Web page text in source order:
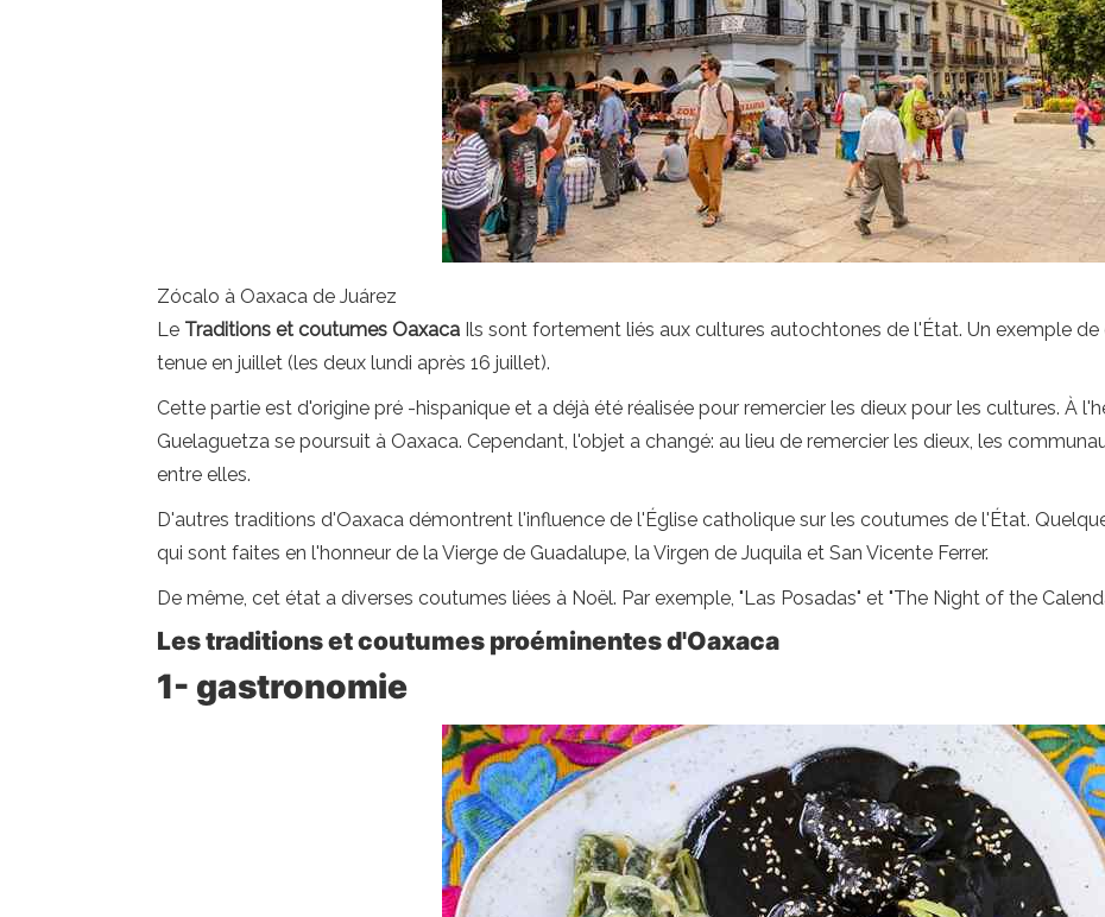
Zócalo à Oaxaca de Juárez
Le Traditions et coutumes Oaxaca Ils sont fortement liés aux cultures autochtones de l'État. Un exemple
tenue en juillet (les deux lundi après 16 juillet).
Cette partie est d'origine pré -hispanique et a déjà été réalisée pour remercier les dieux pour les cultures. À
Guelaguetza se poursuit à Oaxaca. Cependant, l'objet a changé: au lieu de remercier les dieux, les
entre elles.
D'autres traditions d'Oaxaca démontrent l'influence de l'Église catholique sur les coutumes de l'État.
qui sont faites en l'honneur de la Vierge de Guadalupe, la Virgen de Juquila et San Vicente Ferrer.
De même, cet état a diverses coutumes liées à Noël. Par exemple, "Las Posadas" et "The Night of the
Les traditions et coutumes proéminentes d'Oaxaca
1- gastronomie